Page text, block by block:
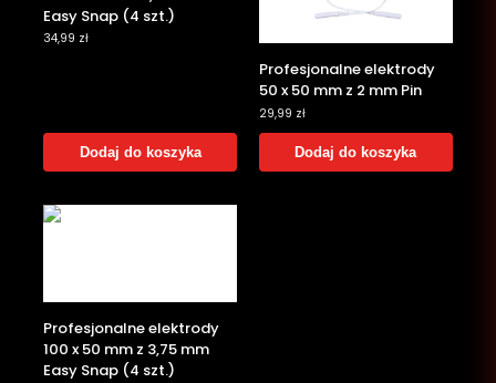
Easy Snap (4 szt.)
34,99 zł
Dodaj do koszyka
‎Profesjonalne elektrody
50 x 50 mm z 2 mm Pin
29,99 zł
Dodaj do koszyka
‎Profesjonalne elektrody
100 x 50 mm z 3,75 mm
Easy Snap (4 szt.)